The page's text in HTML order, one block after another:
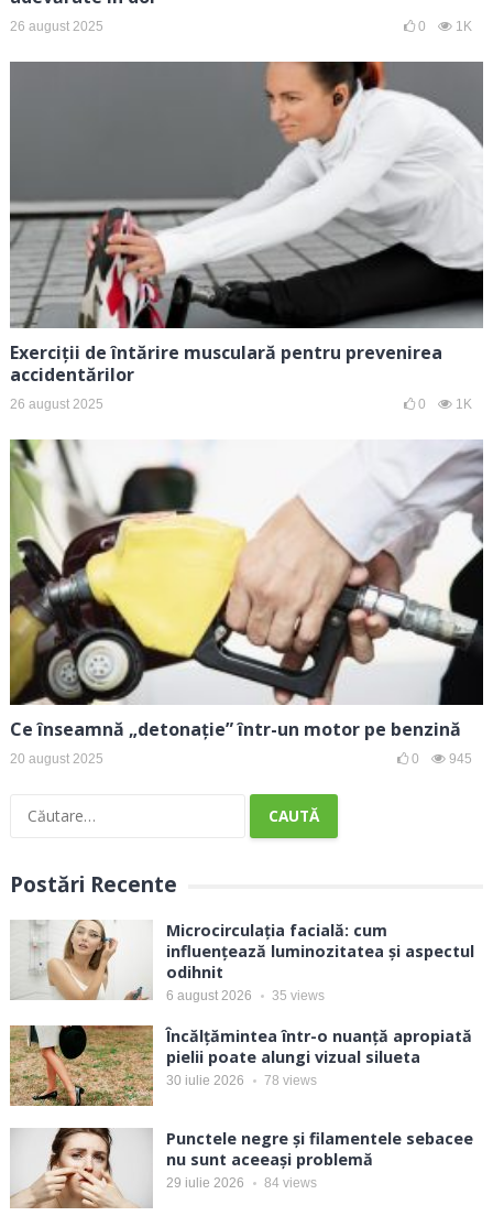
26 august 2025 0 1K
Exerciții de întărire musculară pentru prevenirea
accidentărilor
26 august 2025 0 1K
Ce înseamnă „detonație” într-un motor pe benzină
20 august 2025 0 945
Caută
Postări Recente
Microcirculația facială: cum
influențează luminozitatea și aspectul
odihnit
6 august 2026 35 views
Încălțămintea într-o nuanță apropiată
pielii poate alungi vizual silueta
30 iulie 2026 78 views
Punctele negre și filamentele sebacee
nu sunt aceeași problemă
29 iulie 2026 84 views